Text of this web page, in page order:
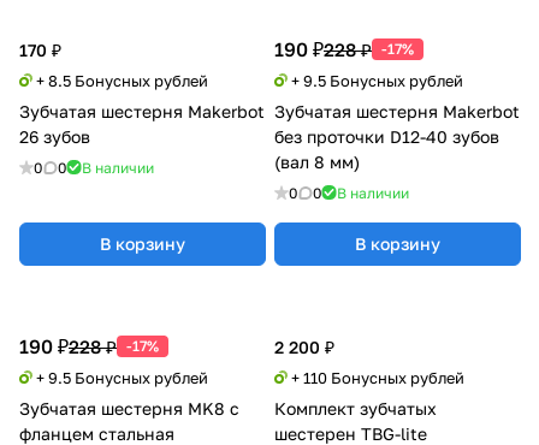
170 ₽
+ 8.5 Бонусных рублей
Зубчатая шестерня Makerbot
26 зубов
0 0 В наличии
В корзину
190 ₽228 ₽ -17%
+ 9.5 Бонусных рублей
Зубчатая шестерня Makerbot
без проточки D12-40 зубов
(вал 8 мм)
0 0 В наличии
В корзину
190 ₽228 ₽ -17%
+ 9.5 Бонусных рублей
Зубчатая шестерня MK8 с
фланцем стальная
2 200 ₽
+ 110 Бонусных рублей
Комплект зубчатых
шестерен TBG-lite